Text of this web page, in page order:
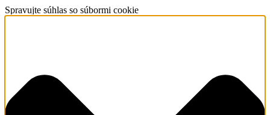
Spravujte súhlas so súbormi cookie